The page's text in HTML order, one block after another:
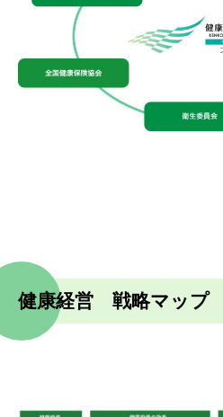
健康経営 戦略マップ